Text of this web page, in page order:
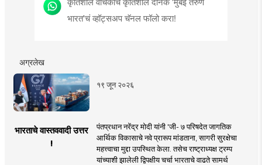
भारत'चं व्हॉट्सअप चॅनल फॉलो करा!
अग्रलेख
१९ जून २०२६
भारताचे वास्तववादी उत्तर
!
पंतप्रधान नरेंद्र मोदी यांनी 'जी- ७ परिषदेत जागतिक
आर्थिक विकासाचे नवे प्रारूप मांडताना, सागरी सुरक्षेचा
महत्त्वाचा मुद्दा उपस्थित केला. तसेच राष्ट्राध्यक्ष ट्रम्प
यांच्याशी झालेली द्विपक्षीय चर्चा भारताचे वाढते सामर्थ